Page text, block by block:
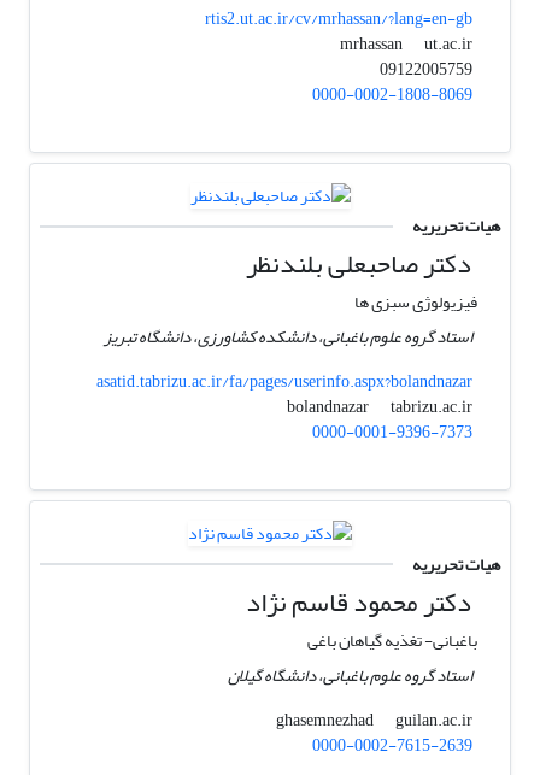
rtis2.ut.ac.ir/cv/mrhassan/?lang=en-gb
mrhassan
ut.ac.ir
09122005759
0000-0002-1808-8069
هیات تحریریه
دکتر صاحبعلی بلندنظر
فیزیولوژی سبزی ها
استاد گروه علوم باغبانی، دانشکده کشاورزی، دانشگاه تبریز
asatid.tabrizu.ac.ir/fa/pages/userinfo.aspx?bolandnazar
bolandnazar
tabrizu.ac.ir
0000-0001-9396-7373
هیات تحریریه
دکتر محمود قاسم نژاد
باغبانی- تغذیه گیاهان باغی
استاد گروه علوم باغبانی، دانشگاه گیلان
ghasemnezhad
guilan.ac.ir
0000-0002-7615-2639